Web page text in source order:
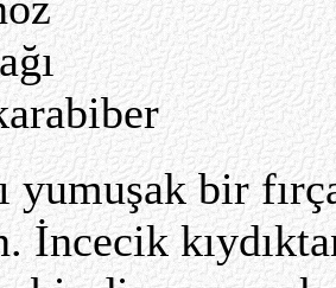
yumuşak bir
İncecik